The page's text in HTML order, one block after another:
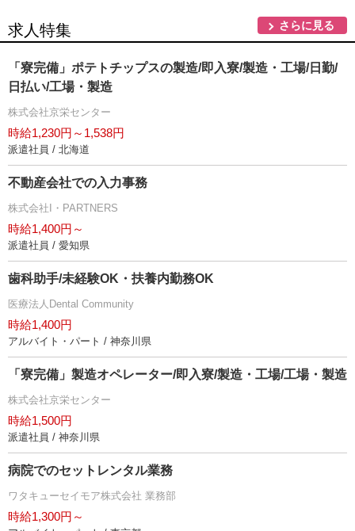
求人特集 さらに見る
「寮完備」ポテトチップスの製造/即入寮/製造・工場/日勤/
日払い/工場・製造
株式会社京栄センター
時給1,230円～1,538円
派遣社員 / 北海道
不動産会社での入力事務
株式会社I・PARTNERS
時給1,400円～
派遣社員 / 愛知県
歯科助手/未経験OK・扶養内勤務OK
医療法人Dental Community
時給1,400円
アルバイト・パート / 神奈川県
「寮完備」製造オペレーター/即入寮/製造・工場/工場・製造
株式会社京栄センター
時給1,500円
派遣社員 / 神奈川県
病院でのセットレンタル業務
ワタキューセイモア株式会社 業務部
時給1,300円～